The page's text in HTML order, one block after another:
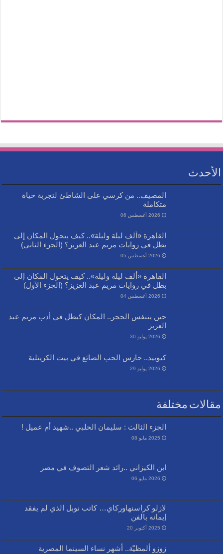
الأحدث
المصيف.. من كرسي على الشاطئ لتجربة حياة
متكاملة
2026 أغسطس 06
القاهرة «ألف ليلة وليلة».. كيف يتحول المكان إلى
بطل في روايات مريم عبد العزيز؟ (الجزء الثاني)
2026 أغسطس 05
القاهرة «ألف ليلة وليلة».. كيف يتحول المكان إلى
بطل في روايات مريم عبد العزيز؟ (الجزء الأول)
2026 أغسطس 04
حين يتنفس الحجر.. المكان كبطل في أدب مريم عبد
العزيز
2026 يوليو 30
كيوبيد.. حارس الحب الضائع في بيت الكريتلية
2026 يوليو 29
مقالات مختلفة
الجزء الثالث : سليمان الحلبي ..شهيد أم عميل !
2025 مايو 08
ابن الكيزاني ..رائد شعر التصوف في مصر
2026 مايو 06
لازلو كراسنهاوركاي… كاتب نوبل الذي لم يفقد
إيمانه بالفن
2025 أكتوبر 20
زوزو ألمظيّة.. أشهر نساء السينما المصرية